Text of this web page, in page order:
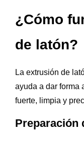
¿Cómo
de latón?
La extrusión de
ayuda a dar forma
fuerte, limpia y
Preparación